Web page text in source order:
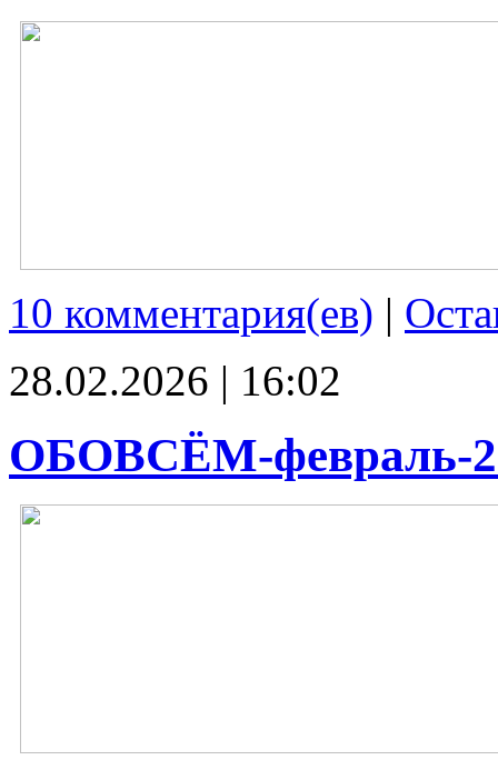
10 комментария(ев) |
28.02.2026 | 16:02
ОБОВСЁМ-февраль-